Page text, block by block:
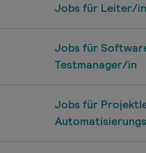
Jobs für Leiter/
Jobs für
Testmanager/in
Jobs für